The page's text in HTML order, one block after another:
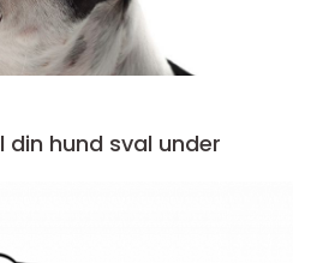
din hund sval under